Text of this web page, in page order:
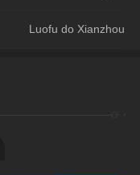
Luofu do Xianzhou